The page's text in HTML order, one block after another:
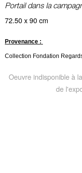
Portail dans la
72.50 x 90 cm
Provenance :
Collection Fondation
Oeuvre indisponible à
de